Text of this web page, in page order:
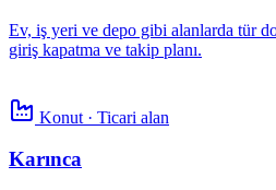
Ev, iş yeri ve depo gibi alanlarda tür
giriş kapatma ve takip planı.
Konut · Ticari alan
Karınca